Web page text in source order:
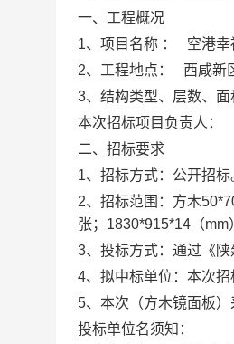
一、工程概况
1、项目名称 ： 空
2、工程地点： 西咸新
3、结构类型、层数、面
本次招标项目负责人：
二、招标要求
1、招标方式：公开招标
2、招标范围：方木
张； 1830*915*14（mm
3、投标方式：通过《
4、拟中标单位：本次
5、 本次 （方木镜面板
投标单位名须知：